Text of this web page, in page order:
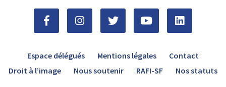
Espace délégués Mentions légales
Contact
Droit à l’image
Nous soutenir RAFI-SF Nos statuts